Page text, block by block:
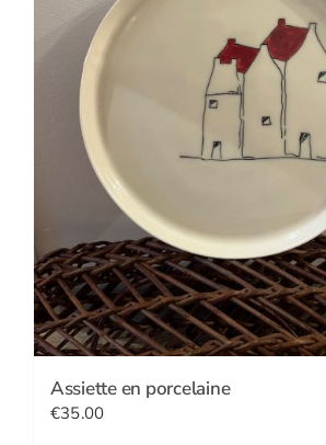
Assiette en porcelaine
€35.00